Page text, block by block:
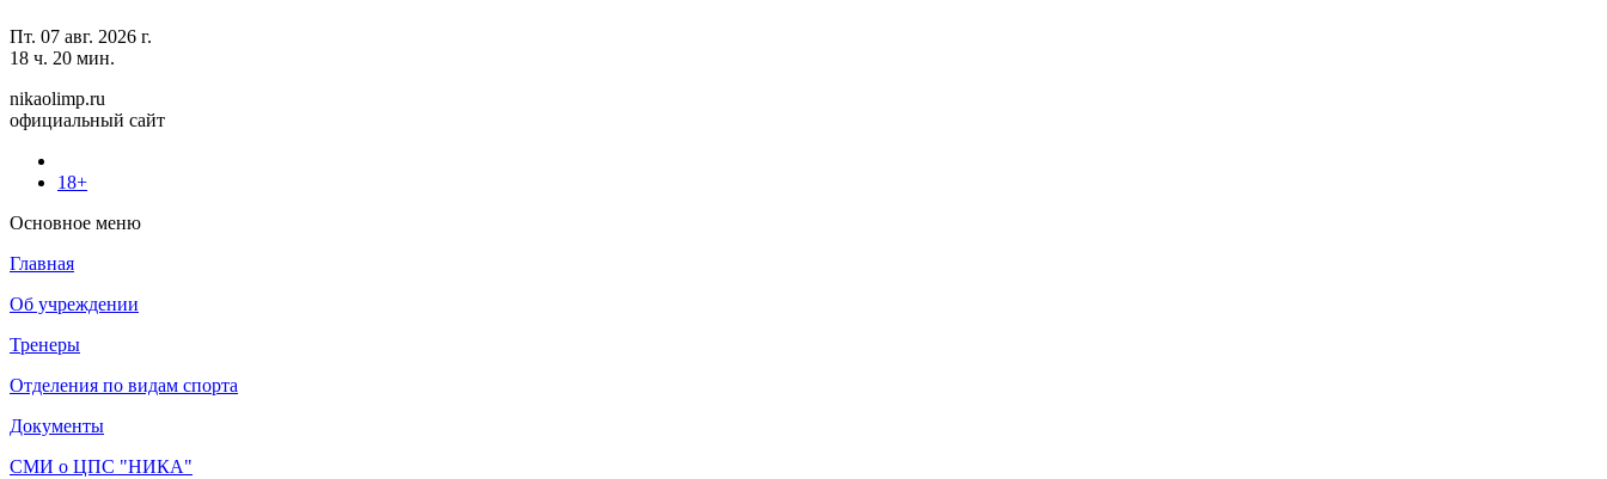
Пт. 07 авг. 2026 г.
18 ч. 20 мин.
nikaolimp.ru
официальный сайт
18+
Основное меню
Главная
Об учреждении
Тренеры
Отделения по видам спорта
Документы
СМИ о ЦПС "НИКА"